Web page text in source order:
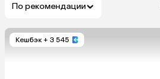
По рекомендации
Кешбэк + 3 545